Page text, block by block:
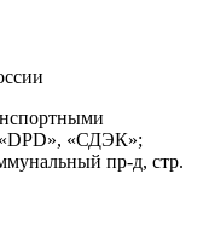
«СДЭК»;
пр-д, стр.